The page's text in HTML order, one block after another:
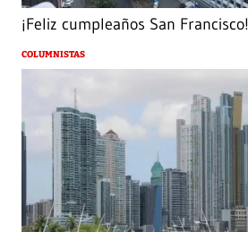
¡Feliz cumpleaños San Francisco!
COLUMNISTAS